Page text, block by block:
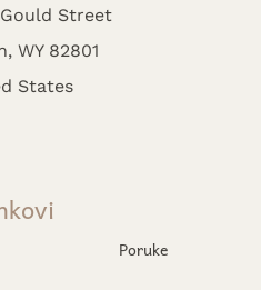
Street
WY 82801
States
Poruke